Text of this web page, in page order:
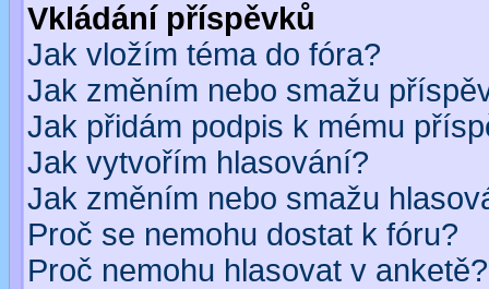
Vkládání příspěvků
Jak vložím téma do fóra?
Jak změním nebo smažu
Jak přidám podpis k mému
Jak vytvořím hlasování?
Jak změním nebo smažu
Proč se nemohu dostat k fóru?
Proč nemohu hlasovat v anketě?